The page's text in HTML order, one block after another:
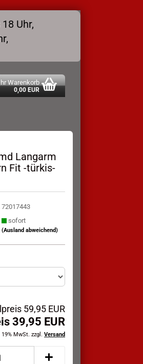
Uhr,
Warenkorb
0,00 EUR
Langarm
Fit -türkis-
72017443
sofort
(Ausland abweichend)
59,95 EUR
39,95 EUR
MwSt. zzgl. Versand